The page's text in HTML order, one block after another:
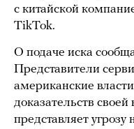
с китайской
TikTok.
О подаче иска
Представители
американские
доказательств
представляет